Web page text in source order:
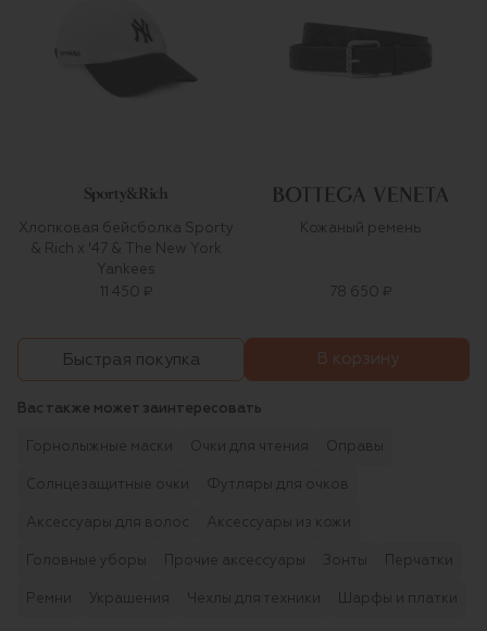
Хлопковая бейсболка Sporty
& Rich x '47 & The New York
Yankees
11 450 ₽
Кожаный ремень
78 650 ₽
Быстрая покупка В корзину
Вас также может заинтересовать
Горнолыжные маски Очки для чтения Оправы
Солнцезащитные очки Футляры для очков
Аксессуары для волос Аксессуары из кожи
Головные уборы Прочие аксессуары Зонты Перчатки
Ремни Украшения Чехлы для техники Шарфы и платки